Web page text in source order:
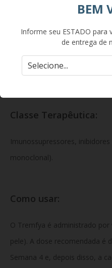
Press) contém 100 mg de
injetável.Excipientes:
histidina, polissorbato 80,
Classe Terapêutica:
Imunossupressores,
monoclonal).
Como usar:
O Tremfya é administrado
pele). A dose recomendada é
Semana 4 e, depois disso, a
BEM
Informe seu ESTADO para
de entrega de